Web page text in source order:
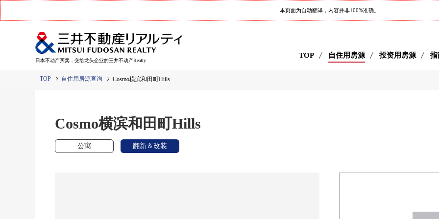
本页面为自动翻译，内容并非100%准确。
日本不动产买卖，交给龙头企业的三井不动产Realty
TOP 自住用房源 投资用房源 指
TOP 自住用房源查询 Cosmo横滨和田町Hills
Cosmo横滨和田町Hills
公寓 翻新＆改装